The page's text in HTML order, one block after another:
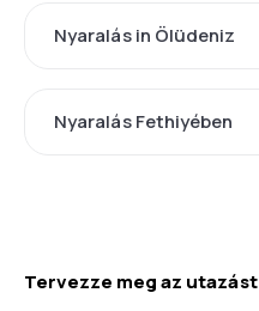
Nyaralás in Ölüdeniz
Nyaralás Fethiyében
Tervezze meg az utazást